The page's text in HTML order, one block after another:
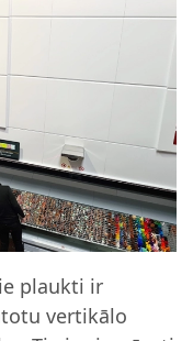
plaukti ir
vertikālo